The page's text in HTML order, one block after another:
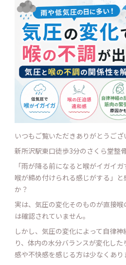
いつもご覧いただきありがとうござ
新所沢駅東口徒歩3分のさくら堂整骨
「雨が降る前になると喉がイガイ
喉が締め付けられる感じがする」
か？
実は、気圧の変化そのものが直接
は確認されていません。
しかし、気圧の変化によって自律
り、体内の水分バランスが変化し
感や不快感を感じる方は少なくあり